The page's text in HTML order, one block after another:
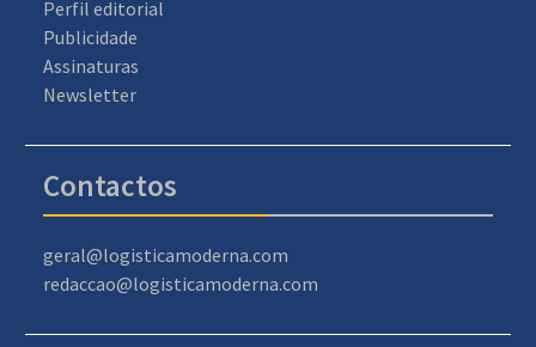
Perfil editorial
Publicidade
Assinaturas
Newsletter
Contactos
geral@logisticamoderna.com
redaccao@logisticamoderna.com